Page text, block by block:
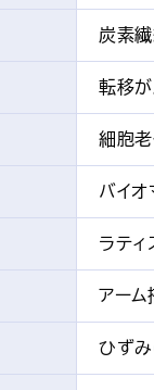
炭素
転移
細胞
バイ
ラテ
アー
ひず